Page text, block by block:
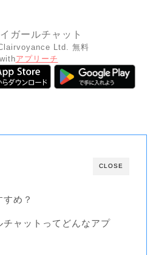
ガールチャット
Ltd.
無料
アプリーチ
CLOSE
め？
チャットってどんなアプ